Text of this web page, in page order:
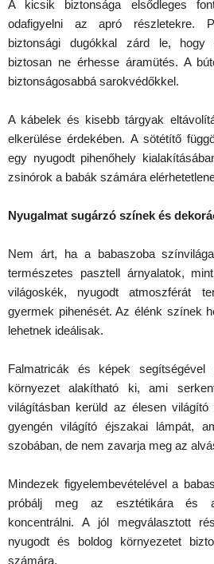
A kicsik biztonsága elsődleges
odafigyelni az apró részletekre.
biztonsági dugókkal zárd le, hogy
biztosan ne érhesse áramütés. A
biztonságosabbá sarokvédőkkel.
A kábelek és kisebb tárgyak
elkerülése érdekében. A sötétítő
egy nyugodt pihenőhely
zsinórok a babák számára
Nyugalmat sugárzó színek és
Nem árt, ha a babaszoba
természetes pasztell árnyalatok,
világoskék, nyugodt atmoszférát
gyermek pihenését. Az élénk színek
lehetnek ideálisak.
Falmatricák és képek segítségével
környezet alakítható ki, ami
világításban kerüld az élesen
gyengén világító éjszakai lámpát,
szobában, de nem zavarja meg az
Mindezek figyelembevételével a
próbálj meg az esztétikára és
koncentrálni. A jól megválasztott
nyugodt és boldog környezetet
számára.